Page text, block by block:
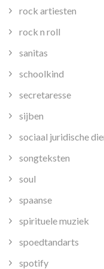
rock artiesten
rock n roll
sanitas
schoolkind
secretaresse
sijben
sociaal juridische
songteksten
soul
spaanse
spirituele muziek
spoedtandarts
spotify